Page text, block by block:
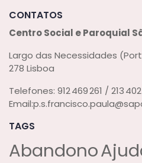
CONTATOS
Centro Social e Paroquial
Largo das Necessidades
278 Lisboa
Telefones: 912 469 261 / 213
Email:
TAGS
Abandono